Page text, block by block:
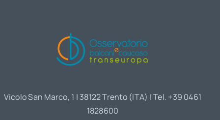
Vicolo San Marco, 1 | 38122 Trento (ITA) | Tel. +39 0461
1828600